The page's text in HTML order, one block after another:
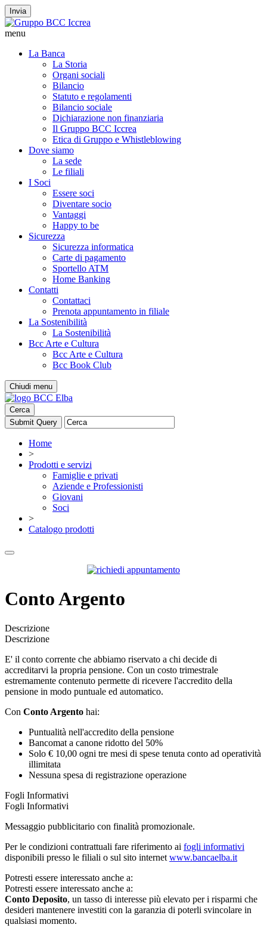
Invia
menu
La Banca
La Storia
Organi sociali
Bilancio
Statuto e regolamenti
Bilancio sociale
Dichiarazione non finanziaria
Il Gruppo BCC Iccrea
Etica di Gruppo e Whistleblowing
Dove siamo
La sede
Le filiali
I Soci
Essere soci
Diventare socio
Vantaggi
Happy to be
Sicurezza
Sicurezza informatica
Carte di pagamento
Sportello ATM
Home Banking
Contatti
Contattaci
Prenota appuntamento in filiale
La Sostenibilità
La Sostenibilità
Bcc Arte e Cultura
Bcc Arte e Cultura
Bcc Book Club
Chiudi menu
Cerca
Home
>
Prodotti e servizi
Famiglie e privati
Aziende e Professionisti
Giovani
Soci
>
Catalogo prodotti
Conto Argento
Descrizione
Descrizione
E' il conto corrente che abbiamo riservato a chi decide di
accreditarvi la propria pensione. Con un costo trimestrale
estremamente contenuto permette di ricevere l'accredito della
pensione in modo puntuale ed automatico.
Con Conto Argento hai:
Puntualità nell'accredito della pensione
Bancomat a canone ridotto del 50%
Solo € 10,00 ogni tre mesi di spese tenuta conto ad operatività
illimitata
Nessuna spesa di registrazione operazione
Fogli Informativi
Fogli Informativi
Messaggio pubblicitario con finalità promozionale.
Per le condizioni contrattuali fare riferimento ai fogli informativi
disponibili presso le filiali o sul sito internet www.bancaelba.it
Potresti essere interessato anche a:
Potresti essere interessato anche a:
Conto Deposito, un tasso di interesse più elevato per i risparmi che
desideri mantenere investiti con la garanzia di poterli svincolare in
qualsiasi momento.